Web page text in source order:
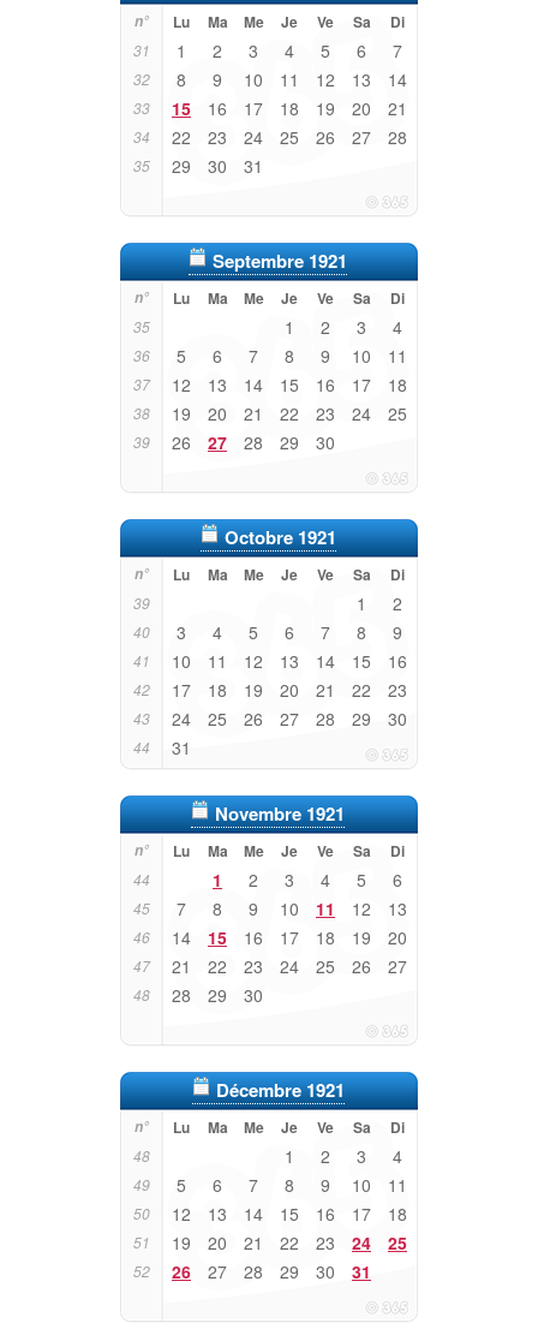
n° Lu Ma Me Je Ve Sa Di
31 1 2 3 4 5 6 7
32 8 9 10 11 12 13 14
33 15 16 17 18 19 20 21
34 22 23 24 25 26 27 28
35 29 30 31
Septembre 1921
n° Lu Ma Me Je Ve Sa Di
35 1 2 3 4
36 5 6 7 8 9 10 11
37 12 13 14 15 16 17 18
38 19 20 21 22 23 24 25
39 26 27 28 29 30
Octobre 1921
n° Lu Ma Me Je Ve Sa Di
39 1 2
40 3 4 5 6 7 8 9
41 10 11 12 13 14 15 16
42 17 18 19 20 21 22 23
43 24 25 26 27 28 29 30
44 31
Novembre 1921
n° Lu Ma Me Je Ve Sa Di
44 1 2 3 4 5 6
45 7 8 9 10 11 12 13
46 14 15 16 17 18 19 20
47 21 22 23 24 25 26 27
48 28 29 30
Décembre 1921
n° Lu Ma Me Je Ve Sa Di
48 1 2 3 4
49 5 6 7 8 9 10 11
50 12 13 14 15 16 17 18
51 19 20 21 22 23 24 25
52 26 27 28 29 30 31